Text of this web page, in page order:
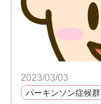
2023/03/03
パーキンソン症候群